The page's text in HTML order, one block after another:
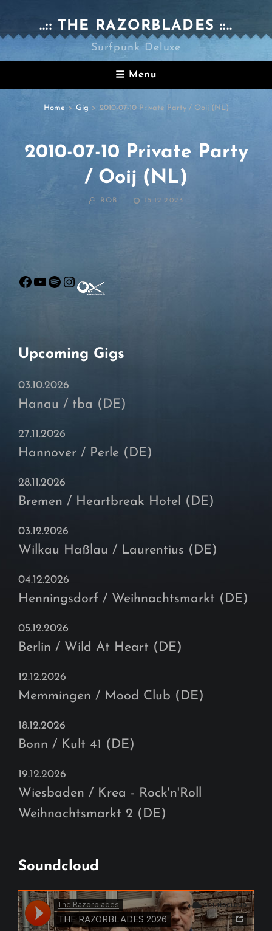
..:: THE RAZORBLADES ::..
Surfpunk Deluxe
Menu
Home > Gig > 2010-07-10 Private Party / Ooij (NL)
2010-07-10 Private Party
/ Ooij (NL)
BY ROB
POSTED
15.12.2023
Facebook
YouTube
Spotify
Instagram
Upcoming Gigs
03.10.2026
Hanau / tba (DE)
27.11.2026
Hannover / Perle (DE)
28.11.2026
Bremen / Heartbreak Hotel (DE)
03.12.2026
Wilkau Haßlau / Laurentius (DE)
04.12.2026
Henningsdorf / Weihnachtsmarkt (DE)
05.12.2026
Berlin / Wild At Heart (DE)
12.12.2026
Memmingen / Mood Club (DE)
18.12.2026
Bonn / Kult 41 (DE)
19.12.2026
Wiesbaden / Krea - Rock'n'Roll
Weihnachtsmarkt 2 (DE)
Soundcloud